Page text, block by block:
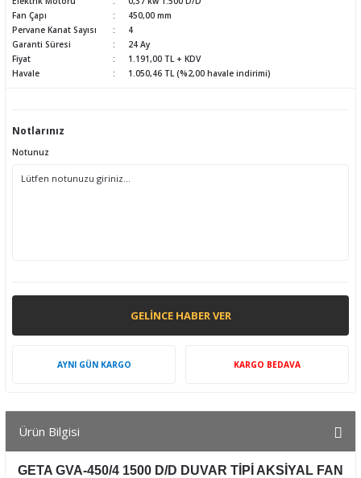
Fan Çapı
450,00 mm
Pervane Kanat Sayısı
4
Garanti Süresi
24 Ay
Fiyat
1.191,00 TL + KDV
Havale
1.050,46 TL (%2,00 havale indirimi)
Notlarınız
Notunuz
GELINCE HABER VER
AYNI GÜN KARGO KARGO BEDAVA
Ürün Bilgisi
GETA GVA-450/4 1500 D/D DUVAR TİPİ AKSİYAL FAN